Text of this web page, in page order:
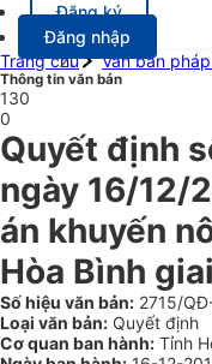
Đăng ký
Đăng nhập
Trang chủ
Văn bản
Thông tin văn bản
130
0
Quyết định
ngày 16/12/
án khuyến
Hòa Bình
Số hiệu văn bản: 2715/
Loại văn bản: Quyết định
Cơ quan ban hành: Tỉnh